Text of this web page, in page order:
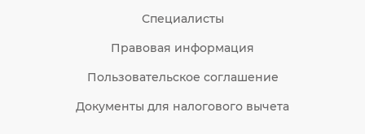
Специалисты
Правовая информация
Пользовательское соглашение
Документы для налогового вычета